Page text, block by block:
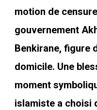
motion de
gouvernement
Benkirane, figure
domicile. Une
moment
islamiste a choisi